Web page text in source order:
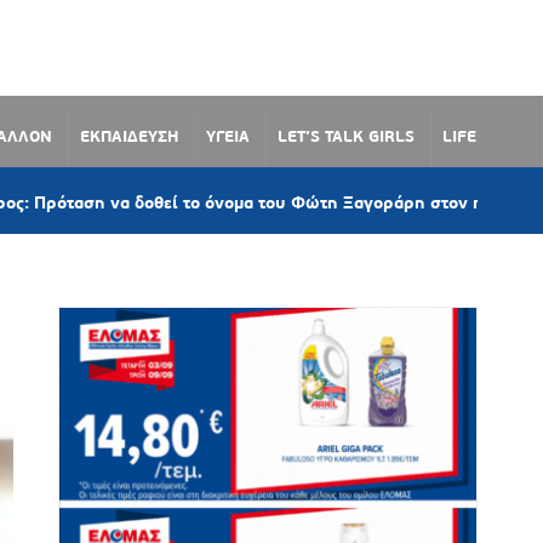
ΕΚΠΑΙΔΕΥΣΗ ΥΓΕΙΑ LET’S TALK GIRLS LIFE
να δοθεί το όνομα του Φώτη Ξαγοράρη στον παραλιακό δρόμο